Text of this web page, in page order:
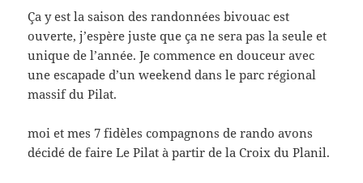
Ça y est la saison des randonnées bivouac est
ouverte, j’espère juste que ça ne sera pas la seule et
unique de l’année. Je commence en douceur avec
une escapade d’un weekend dans le parc régional
massif du Pilat.
moi et mes 7 fidèles compagnons de rando avons
décidé de faire Le Pilat à partir de la Croix du Planil.